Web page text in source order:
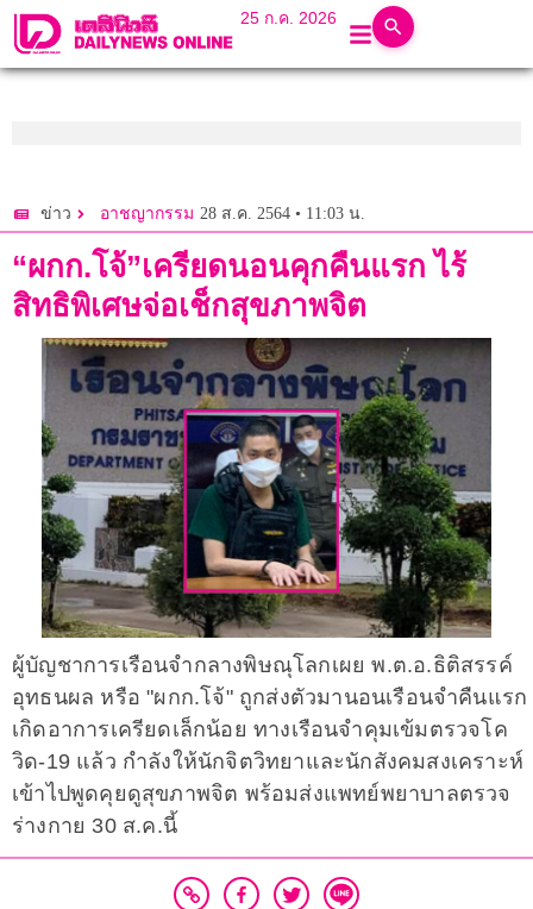
25 ก.ค. 2026
ข่าว อาชญากรรม 28 ส.ค. 2564 • 11:03 น.
“ผกก.โจ้”เครียดนอนคุกคืนแรก ไร้
สิทธิพิเศษจ่อเช็กสุขภาพจิต
ผู้บัญชาการเรือนจำกลางพิษณุโลกเผย พ.ต.อ.ธิติสรรค์
อุทธนผล หรือ "ผกก.โจ้" ถูกส่งตัวมานอนเรือนจำคืนแรก
เกิดอาการเครียดเล็กน้อย ทางเรือนจำคุมเข้มตรวจโค
วิด-19 แล้ว กำลังให้นักจิตวิทยาและนักสังคมสงเคราะห์
เข้าไปพูดคุยดูสุขภาพจิต พร้อมส่งแพทย์พยาบาลตรวจ
ร่างกาย 30 ส.ค.นี้